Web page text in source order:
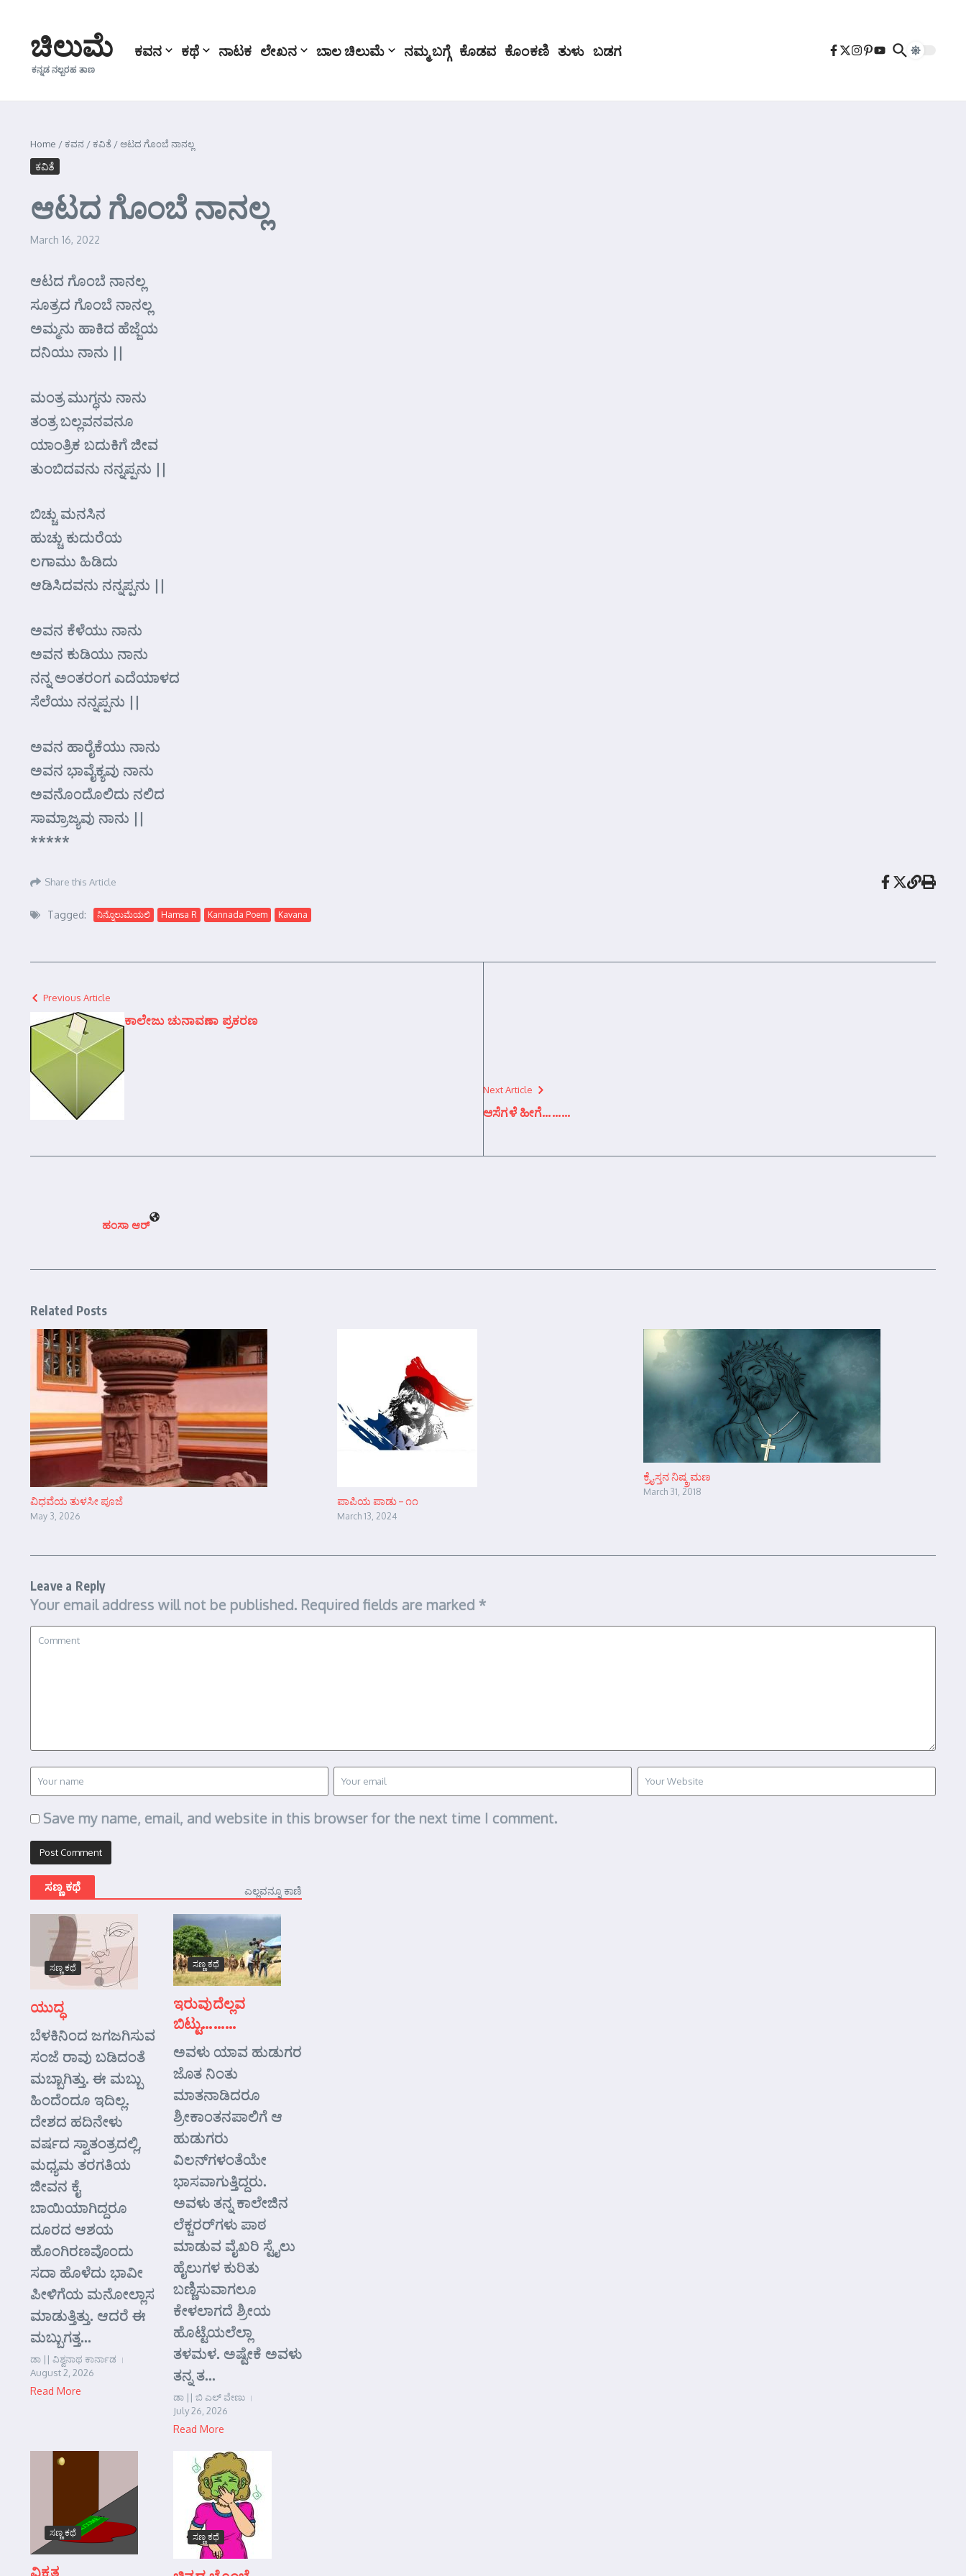
ಚಿಲುಮೆ
ಕನ್ನಡ ನಲ್ಬರಹ ತಾಣ
ಕವನ ಕಥೆ ನಾಟಕ ಲೇಖನ ಬಾಲ ಚಿಲುಮೆ ನಮ್ಮ ಬಗ್ಗೆ ಕೊಡವ ಕೊಂಕಣಿ ತುಳು ಬಡಗ
Home /ಕವನ /ಕವಿತೆ /ಆಟದ ಗೊಂಬೆ ನಾನಲ್ಲ
ಕವಿತೆ
ಆಟದ ಗೊಂಬೆ ನಾನಲ್ಲ
March 16, 2022
ಆಟದ ಗೊಂಬೆ ನಾನಲ್ಲ
ಸೂತ್ರದ ಗೊಂಬೆ ನಾನಲ್ಲ
ಅಮ್ಮನು ಹಾಕಿದ ಹೆಜ್ಜೆಯ
ದನಿಯು ನಾನು ||
ಮಂತ್ರ ಮುಗ್ಧನು ನಾನು
ತಂತ್ರ ಬಲ್ಲವನವನೂ
ಯಾಂತ್ರಿಕ ಬದುಕಿಗೆ ಜೀವ
ತುಂಬಿದವನು ನನ್ನಪ್ಪನು ||
ಬಿಚ್ಚು ಮನಸಿನ
ಹುಚ್ಚು ಕುದುರೆಯ
ಲಗಾಮು ಹಿಡಿದು
ಆಡಿಸಿದವನು ನನ್ನಪ್ಪನು ||
ಅವನ ಕೆಳೆಯು ನಾನು
ಅವನ ಕುಡಿಯು ನಾನು
ನನ್ನ ಅಂತರಂಗ ಎದೆಯಾಳದ
ಸೆಲೆಯು ನನ್ನಪ್ಪನು ||
ಅವನ ಹಾರೈಕೆಯು ನಾನು
ಅವನ ಭಾವೈಕ್ಯವು ನಾನು
ಅವನೊಂದೊಲಿದು ನಲಿದ
ಸಾಮ್ರಾಜ್ಯವು ನಾನು ||
*****
Share this Article
Tagged: ನಿನ್ನೊಲುಮೆಯಲಿ Hamsa R Kannada Poem Kavana
Previous Article
ಕಾಲೇಜು ಚುನಾವಣಾ ಪ್ರಕರಣ
Next Article
ಆಸೆಗಳೆ ಹೀಗೆ………
ಹಂಸಾ ಆರ್‍
Related Posts
ವಿಧವೆಯ ತುಳಸೀ ಪೂಜೆ
May 3, 2026
ಪಾಪಿಯ ಪಾಡು – ೧೧
March 13, 2024
ಕ್ರೈಸ್ತನ ನಿಷ್ಕ್ರಮಣ
March 31, 2018
Leave a Reply
Your email address will not be published. Required fields are marked *
Save my name, email, and website in this browser for the next time I comment.
ಸಣ್ಣ ಕಥೆ ಎಲ್ಲವನ್ನೂ ಕಾಣಿ
ಸಣ್ಣ ಕಥೆ
ಯುದ್ಧ
ಬೆಳಕಿನಿಂದ ಜಗಜಗಿಸುವ
ಸಂಜೆ ರಾವು ಬಡಿದಂತೆ
ಮಬ್ಬಾಗಿತ್ತು. ಈ ಮಬ್ಬು
ಹಿಂದೆಂದೂ ಇದಿಲ್ಲ.
ದೇಶದ ಹದಿನೇಳು
ವರ್ಷದ ಸ್ವಾತಂತ್ರದಲ್ಲಿ,
ಮಧ್ಯಮ ತರಗತಿಯ
ಜೀವನ ಕೈ
ಬಾಯಿಯಾಗಿದ್ದರೂ
ದೂರದ ಆಶಯ
ಹೊಂಗಿರಣವೊಂದು
ಸದಾ ಹೊಳೆದು ಭಾವೀ
ಪೀಳಿಗೆಯ ಮನೋಲ್ಲಾಸ
ಮಾಡುತ್ತಿತ್ತು. ಆದರೆ ಈ
ಮಬ್ಬುಗತ್ತ...
ಡಾ || ವಿಶ್ವನಾಥ ಕಾರ್ನಾಡ
August 2, 2026
Read More
ಸಣ್ಣ ಕಥೆ
ಇರುವುದೆಲ್ಲವ
ಬಿಟ್ಟು………
ಅವಳು ಯಾವ ಹುಡುಗರ
ಜೊತ ನಿಂತು
ಮಾತನಾಡಿದರೂ
ಶ್ರೀಕಾಂತನಪಾಲಿಗೆ ಆ
ಹುಡುಗರು
ವಿಲನ್‌ಗಳಂತೆಯೇ
ಭಾಸವಾಗುತ್ತಿದ್ದರು.
ಅವಳು ತನ್ನ ಕಾಲೇಜಿನ
ಲೆಕ್ಚರರ್‌ಗಳು ಪಾಠ
ಮಾಡುವ ವೈಖರಿ ಸ್ಟೈಲು
ಹೈಲುಗಳ ಕುರಿತು
ಬಣ್ಣಿಸುವಾಗಲೂ
ಕೇಳಲಾಗದೆ ಶ್ರೀಯ
ಹೊಟ್ಟೆಯಲೆಲ್ಲಾ
ತಳಮಳ. ಅಷ್ಟೇಕೆ ಅವಳು
ತನ್ನ ತ...
ಡಾ || ಬಿ ಎಲ್ ವೇಣು
July 26, 2026
Read More
ಸಣ್ಣ ಕಥೆ
ವಿಕೃತ
ಸಣ್ಣ ಕಥೆ